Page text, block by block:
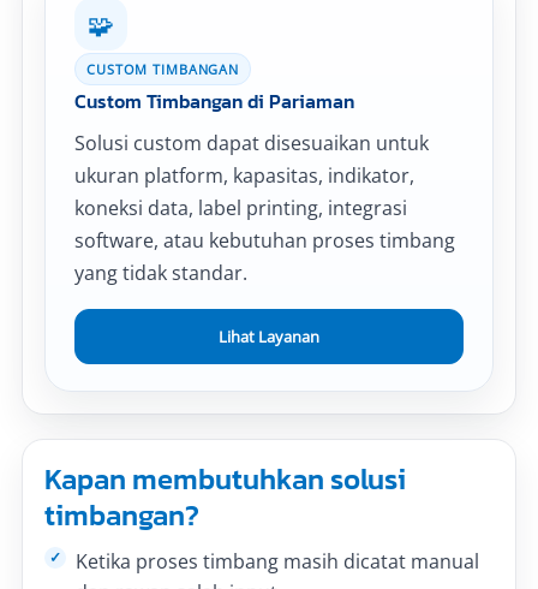
🧩
CUSTOM TIMBANGAN
Custom Timbangan di Pariaman
Solusi custom dapat disesuaikan untuk
ukuran platform, kapasitas, indikator,
koneksi data, label printing, integrasi
software, atau kebutuhan proses timbang
yang tidak standar.
Lihat Layanan
Kapan membutuhkan solusi
timbangan?
Ketika proses timbang masih dicatat manual